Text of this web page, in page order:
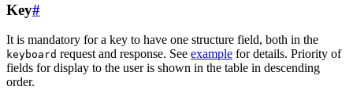
Key#
It is mandatory for a key to have one structure field, both in the
keyboard request and response. See example for details. Priority of
fields for display to the user is shown in the table in descending
order.